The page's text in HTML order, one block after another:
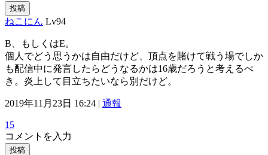
投稿
ねこにん Lv94
B、もしくはE。
個人でどう思うかは自由だけど、頂点を賭けて戦う場でしか
も配信中に発言したらどうなるかは16歳だろうと考えるべ
き。炎上して目立ちたいなら別だけど。
2019年11月23日 16:24 | 通報
15
コメントを入力
投稿